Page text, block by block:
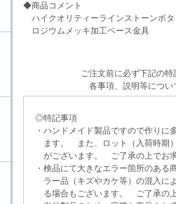
◆商品コメント
ハイクオリティーラインストーンボ
ロジウムメッキ加工ベース金具
ご注文前に必ず下記の
各事項、説明等につい
◎特記事項
・ハンドメイド製品ですので作りに
ます。 また、ロット（入荷時期）
がございます。 ご了承の上でお求
・検品にて大きなエラー箇所のある
ラー品（キズやカケ等）の混入に
る場合もございます。 ご了承の上